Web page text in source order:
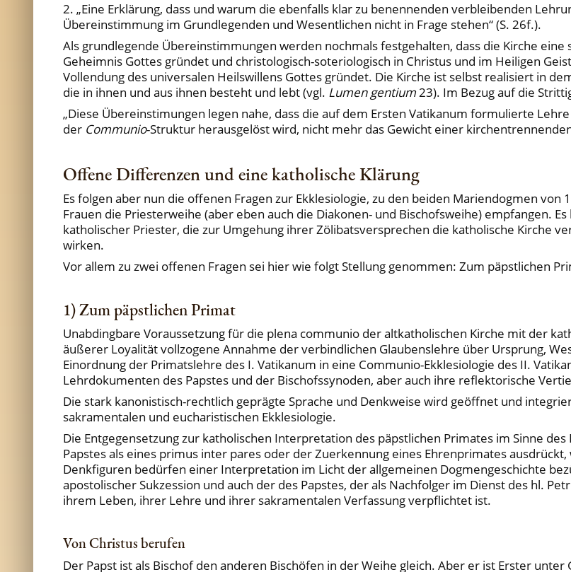
2. „Eine Erklärung, dass und warum die ebenfalls klar zu benennenden verbleibenden
Übereinstimmung im Grundlegenden und Wesentlichen nicht in Frage stehen“ (S. 26f.).
Als grundlegende Übereinstimmungen werden nochmals festgehalten, dass die Kirche
Geheimnis Gottes gründet und christologisch-soteriologisch in Christus und im Heiligen
Vollendung des universalen Heilswillens Gottes gründet. Die Kirche ist selbst realisiert in
die in ihnen und aus ihnen besteht und lebt (vgl. Lumen gentium23). Im Bezug auf die
„Diese Übereinstimungen legen nahe, dass die auf dem Ersten Vatikanum formulierte
der Communio-Struktur herausgelöst wird, nicht mehr das Gewicht einer
Offene Differenzen und eine katholische Klärung
Es folgen aber nun die offenen Fragen zur Ekklesiologie, zu den beiden Mariendogmen von
Frauen die Priesterweihe (aber eben auch die Diakonen- und Bischofsweihe) empfangen.
katholischer Priester, die zur Umgehung ihrer Zölibatsversprechen die katholische Kirche
wirken.
Vor allem zu zwei offenen Fragen sei hier wie folgt Stellung genommen: Zum päpstlichen
1) Zum päpstlichen Primat
Unabdingbare Voraussetzung für die plena communio der altkatholischen Kirche mit der
äußerer Loyalität vollzogene Annahme der verbindlichen Glaubenslehre über Ursprung,
Einordnung der Primatslehre des I. Vatikanum in eine Communio-Ekklesiologie des II.
Lehrdokumenten des Papstes und der Bischofssynoden, aber auch ihre reflektorische
Die stark kanonistisch-rechtlich geprägte Sprache und Denkweise wird geöffnet und
sakramentalen und eucharistischen Ekklesiologie.
Die Entgegensetzung zur katholischen Interpretation des päpstlichen Primates im Sinne
Papstes als eines primus inter pares oder der Zuerkennung eines Ehrenprimates
Denkfiguren bedürfen einer Interpretation im Licht der allgemeinen Dogmengeschichte
apostolischer Sukzession und auch der des Papstes, der als Nachfolger im Dienst des hl.
ihrem Leben, ihrer Lehre und ihrer sakramentalen Verfassung verpflichtet ist.
Von Christus berufen
Der Papst ist als Bischof den anderen Bischöfen in der Weihe gleich. Aber er ist Erster